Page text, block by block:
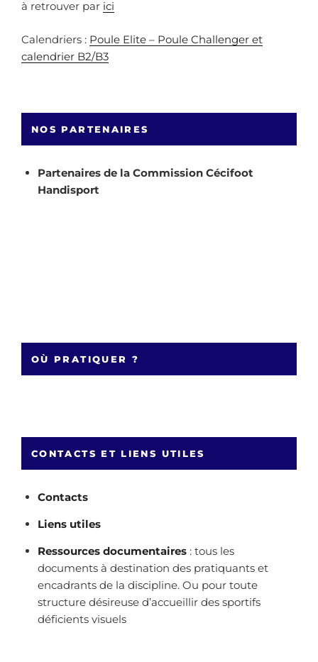
à retrouver par ici
Calendriers : Poule Elite – Poule Challenger et
calendrier B2/B3
NOS PARTENAIRES
Partenaires de la Commission Cécifoot
Handisport
OÙ PRATIQUER ?
CONTACTS ET LIENS UTILES
Contacts
Liens utiles
Ressources documentaires : tous les
documents à destination des pratiquants et
encadrants de la discipline. Ou pour toute
structure désireuse d’accueillir des sportifs
déficients visuels